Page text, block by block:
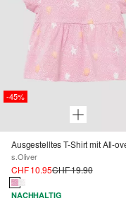
-45%
s.Oliver
CHF 10.95CHF 19.90
NACHHALTIG